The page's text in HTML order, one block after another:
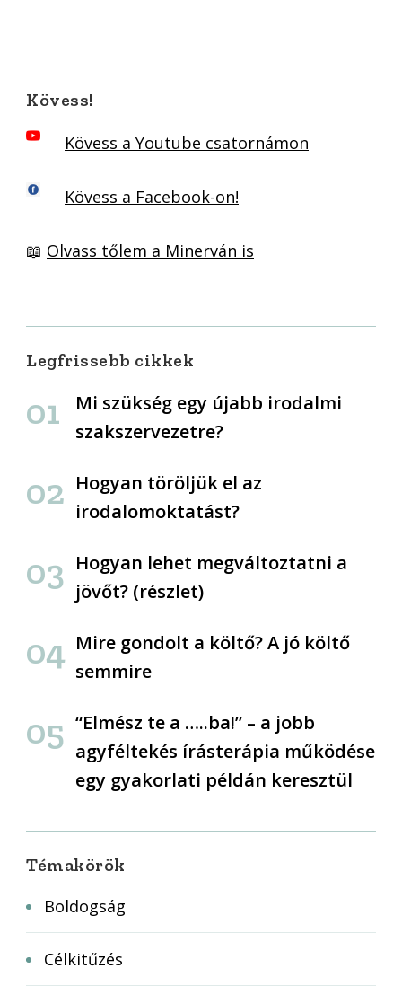
Kövess!
Kövess a Youtube csatornámon
Kövess a Facebook-on!
📖 Olvass tőlem a Minerván is
Legfrissebb cikkek
Mi szükség egy újabb irodalmi
szakszervezetre?
Hogyan töröljük el az
irodalomoktatást?
Hogyan lehet megváltoztatni a
jövőt? (részlet)
Mire gondolt a költő? A jó költő
semmire
“Elmész te a …..ba!” – a jobb
agyféltekés írásterápia működése
egy gyakorlati példán keresztül
Témakörök
Boldogság
Célkitűzés